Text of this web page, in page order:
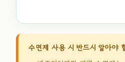
수면제 사용 시 반드시 알아야